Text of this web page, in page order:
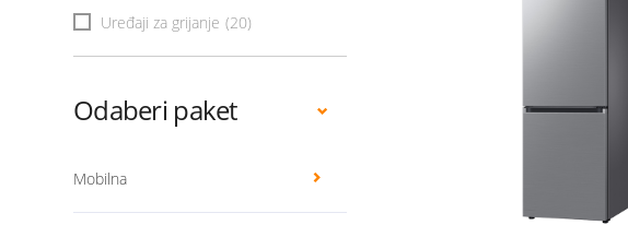
Uređaji za grijanje (20)
Odaberi paket
Mobilna